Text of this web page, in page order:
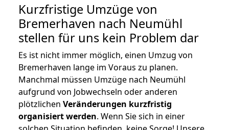
Kurzfristige Umzüge von
Bremerhaven nach Neumühl
stellen für uns kein Problem dar
Es ist nicht immer möglich, einen Umzug von
Bremerhaven lange im Voraus zu planen.
Manchmal müssen Umzüge nach Neumühl
aufgrund von Jobwechseln oder anderen
plötzlichen Veränderungen kurzfristig
organisiert werden. Wenn Sie sich in einer